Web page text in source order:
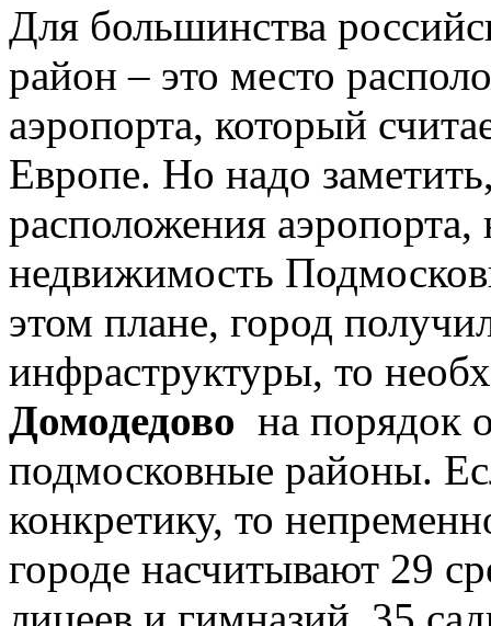
Для большинства
район – это место
аэропорта, который
Европе. Но надо
расположения
недвижимость
этом плане, город
инфраструктуры, то
Домодедово на порядок
подмосковные районы.
конкретику, то
городе насчитывают 29